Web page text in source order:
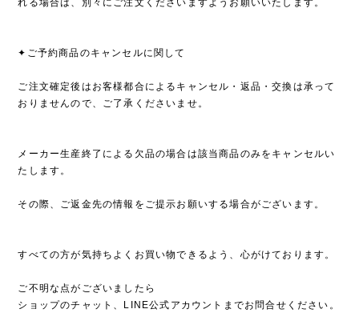
れる場合は、別々にご注文くださいますようお願いいたします。
✦ご予約商品のキャンセルに関して
ご注文確定後はお客様都合によるキャンセル・返品・交換は承って
おりませんので、ご了承くださいませ。
メーカー生産終了による欠品の場合は該当商品のみをキャンセルい
たします。
その際、ご返金先の情報をご提示お願いする場合がございます。
すべての方が気持ちよくお買い物できるよう、心がけております。
ご不明な点がございましたら
ショップのチャット、LINE公式アカウントまでお問合せください。